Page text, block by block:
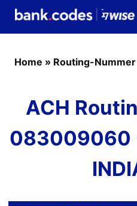
Home » Routing-Nummer
ACH
083009060